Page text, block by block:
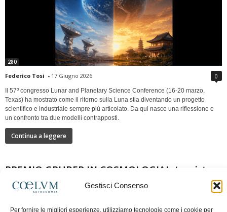
Gestisci Consenso
Per fornire le migliori esperienze, utilizziamo tecnologie come i cookie per
280
Federico Tosi - 17 Giugno 2026 0
Il 57º congresso Lunar and Planetary Science Conference (16-20 marzo,
Texas) ha mostrato come il ritorno sulla Luna stia diventando un progetto
scientifico e industriale sempre più articolato. Da qui nasce una riflessione e
un confronto tra due modelli contrapposti.
Continua a leggere
PREMIO GRUBER IN COSMOLOGIAIntervista a
Nazzareno Mandolesi